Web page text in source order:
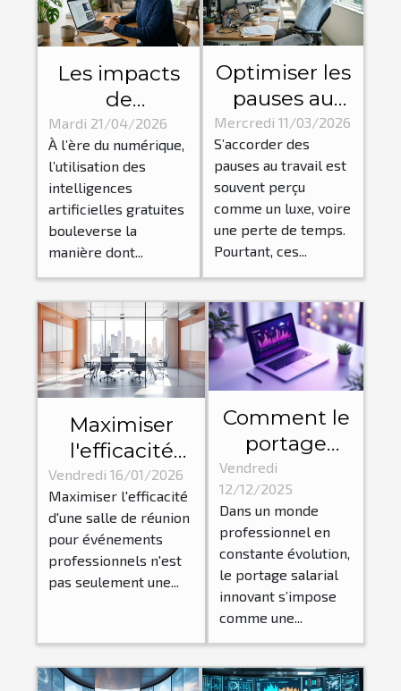
Les impacts
de
l'utilisation
des IA
gratuites sur
les
compétences
numériques
?
Mardi 21/04/2026
À l’ère du numérique,
l’utilisation des
intelligences
artificielles gratuites
bouleverse la
manière dont...
Optimiser les
pauses au
travail pour
booster la
productivité?
Mercredi 11/03/2026
S’accorder des
pauses au travail est
souvent perçu
comme un luxe, voire
une perte de temps.
Pourtant, ces...
Maximiser
l'efficacité
d'une salle de
réunion pour
événements
professionnels
Vendredi 16/01/2026
Maximiser l'efficacité
d'une salle de réunion
pour événements
professionnels n'est
pas seulement une...
Comment le
portage
salarial
innovant
peut
transformer
votre
carrière de
freelance ?
Vendredi
12/12/2025
Dans un monde
professionnel en
constante évolution,
le portage salarial
innovant s’impose
comme une...